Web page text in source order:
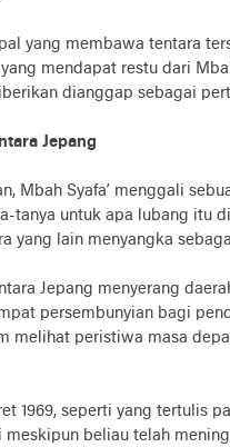
yang membawa tentara
mendapat restu dari
dianggap sebagai
Jepang
Mbah Syafa’ menggali
tanya untuk apa lubang itu
yang lain menyangka
Jepang menyerang
persembunyian bagi
melihat peristiwa masa
1969, seperti yang tertulis
beliau telah